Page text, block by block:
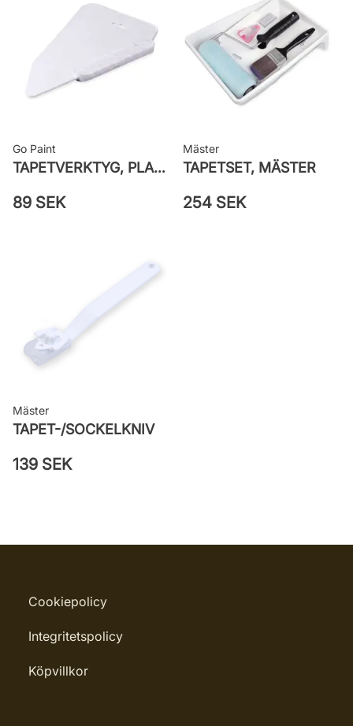
Leverantörens artikelnummer:
28003
Go Paint
TAPETVERKTYG, PLAST GO PAINT
89 SEK
Mäster
TAPETSET, MÄSTER
254 SEK
Mäster
TAPET-/SOCKELKNIV
139 SEK
Cookiepolicy
Integritetspolicy
Köpvillkor